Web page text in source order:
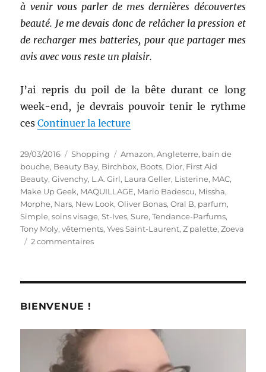
à venir vous parler de mes dernières découvertes
beauté. Je me devais donc de relâcher la pression et
de recharger mes batteries, pour que partager mes
avis avec vous reste un plaisir.
J’ai repris du poil de la bête durant ce long
week-end, je devrais pouvoir tenir le rythme
cesContinuer la lecture
Publié
le
29/03/2016 Catégories
Shopping Étiquettes
Amazon,Angleterre, bain de
bouche, Beauty Bay, Birchbox, Boots, Dior, First Aid
Beauty,Givenchy, L.A. Girl, Laura Geller, Listerine, MAC,
Make Up Geek, MAQUILLAGE, Mario Badescu, Missha,
Morphe, Nars, New Look,Oliver Bonas,Oral B, parfum,
Simple,soins visage,St-Ives,Sure,Tendance-Parfums,
Tony Moly,vêtements,Yves Saint-Laurent,Z palette,Zoeva
2 commentairessur
été
raisonnable
BIENVENUE !